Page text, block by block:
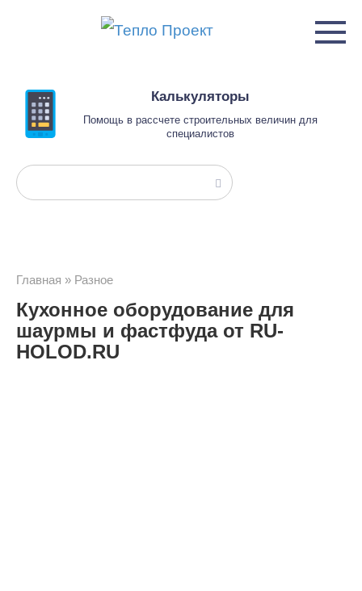
Калькуляторы
Помощь в рассчете строительных величин для
специалистов
Поиск:
Главная » Разное
Кухонное оборудование для
шаурмы и фастфуда от RU-
HOLOD.RU